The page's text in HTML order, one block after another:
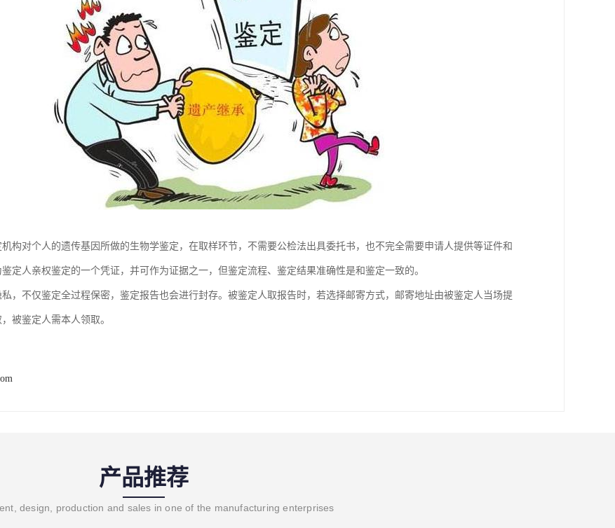
构对个人的遗传基因所做的生物学鉴定，在取样环节，不需要公检法出具委托书，也不完全需要申请人提供等证件和
鉴定人亲权鉴定的一个凭证，并可作为证据之一，但鉴定流程、鉴定结果准确性是和鉴定一致的。
，不仅鉴定全过程保密，鉴定报告也会进行封存。被鉴定人取报告时，若选择邮寄方式，邮寄地址由被鉴定人当场提
被鉴定人需本人领取。
产品推荐
design, production and sales in one of the manufacturing enterprises